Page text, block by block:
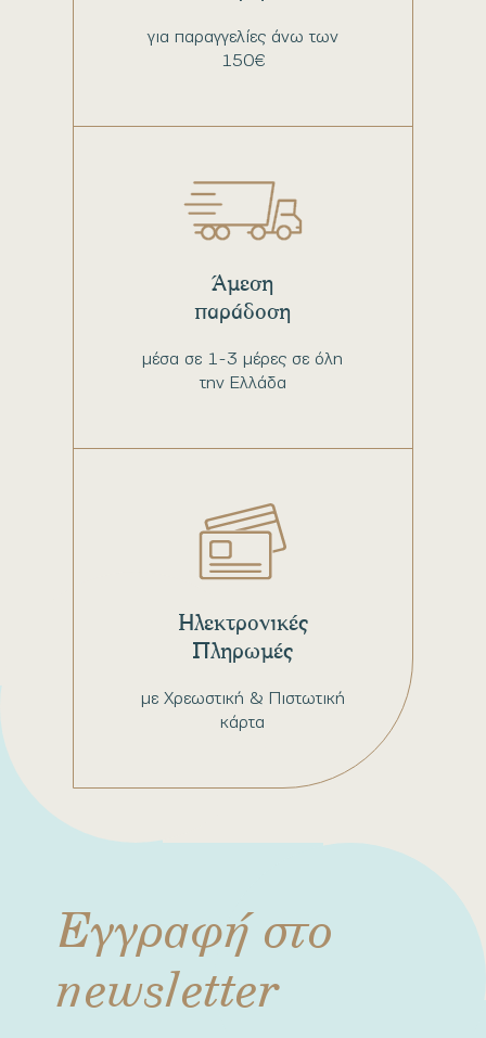
για παραγγελίες άνω των
150€
μέσα σε 1-3 μέρες σε όλη
την Ελλάδα
Άμεση
παράδοση
με Χρεωστική & Πιστωτική
κάρτα
Ηλεκτρονικές
Πληρωμές
Εγγραφή στο
newsletter